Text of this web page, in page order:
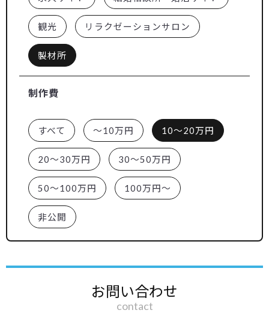
観光 リラクゼーションサロン
製材所
制作費
すべて ～10万円 10～20万円
20～30万円 30～50万円
50～100万円 100万円～
非公開
お問い合わせ
contact